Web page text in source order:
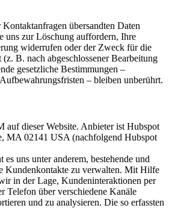
übersandten Daten
uns zur Löschung auffordern, Ihre
widerrufen oder der Zweck für die
B. nach abgeschlossener Bearbeitung
gesetzliche Bestimmungen –
– bleiben unberührt.
auf dieser Website. Anbieter ist Hubspot
MA 02141 USA (nachfolgend Hubspot
uns unter anderem, bestehende und
Kundenkontakte zu verwalten. Mit Hilfe
in der Lage, Kundeninteraktionen per
Telefon über verschiedene Kanäle
und zu analysieren. Die so erfassten